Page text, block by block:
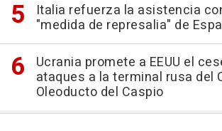
Italia refuerza la asistencia
"medida de represalia" de
Ucrania promete a EEUU el
ataques a la terminal rusa del
Oleoducto del Caspio